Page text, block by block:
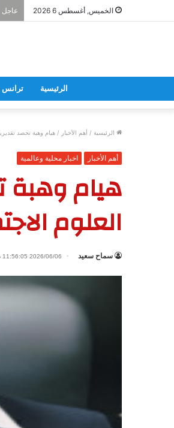
الخميس, أغسطس 6 2026 عاجل
الرئيسية ترانس
الرئيسية / أهم الأخبار / هيام وهبة تحصد
أهم الأخبار اخبار محلية وعالمية
هيام
العلوم
سماح سعيد 2026/06/06 11:56:05 صباحًا